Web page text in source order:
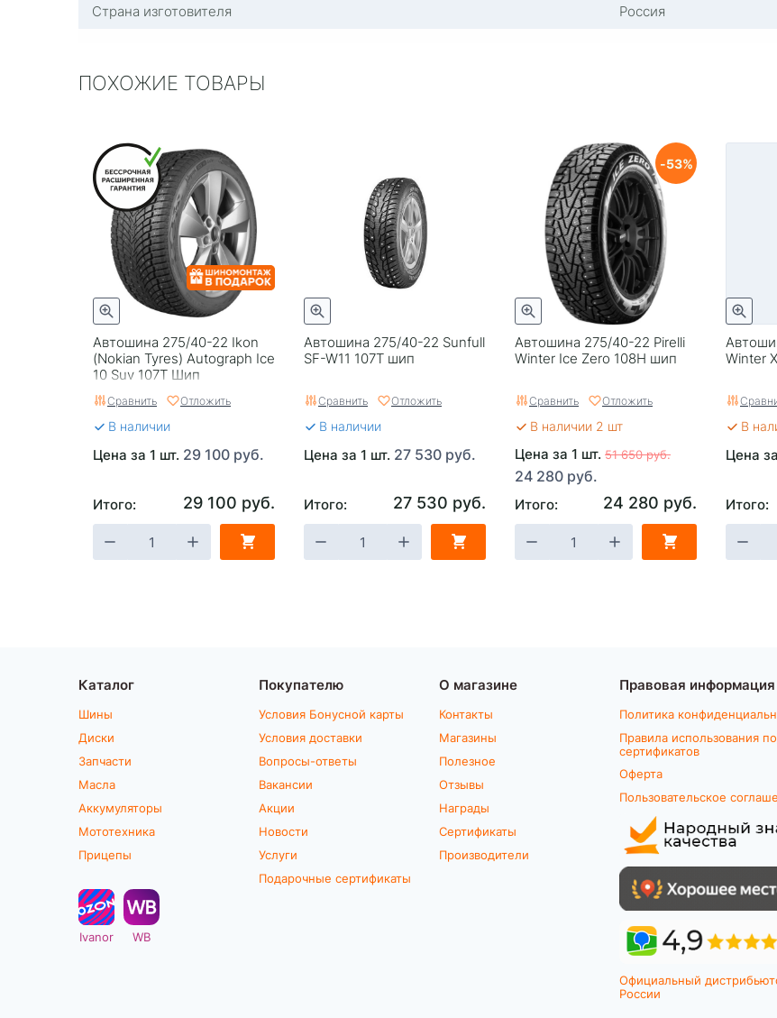
Страна изготовителя
Россия
ПОХОЖИЕ ТОВАРЫ
Автошина 275/40-22 Ikon
(Nokian Tyres) Autograph Ice
10 Suv 107T Шип
Сравнить Отложить
В наличии
Цена за 1 шт. 29 100 руб.
Итого: 29 100 руб.
Автошина 275/40-22 Sunfull
SF-W11 107T шип
Сравнить Отложить
В наличии
Цена за 1 шт. 27 530 руб.
Итого: 27 530 руб.
Автошина 275/40-22 Pirelli
Winter Ice Zero 108H шип
53
Сравнить Отложить
В наличии 2 шт
Цена за 1 шт. 51 650 руб.
24 280 руб.
Итого: 24 280 руб.
Winter
В
Цена
Итого:
Каталог
Шины
Диски
Запчасти
Масла
Аккумуляторы
Мототехника
Прицепы
Ivanor WB
Покупателю
Условия Бонусной карты
Условия доставки
Вопросы-ответы
Вакансии
Акции
Новости
Услуги
Подарочные сертификаты
О магазине
Контакты
Магазины
Полезное
Отзывы
Награды
Сертификаты
Производители
Правовая информация
Политика
Правила использования
сертификатов
Оферта
Пользовательское
Официальный
России